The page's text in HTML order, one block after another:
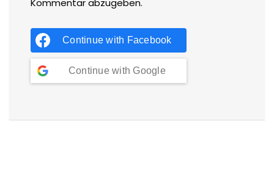
Kommentar abzugeben.
Continue with Facebook
Continue with Google